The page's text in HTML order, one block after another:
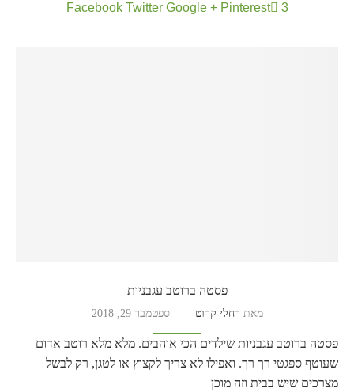
3
Facebook Twitter Google + Pinterest
פסטה ברוטב עגבניות
מאת רחלי קרוט ספטמבר 29, 2018
פסטה ברוטב עגבניות שילדים הכי אוהבים. מלא מלא רוטב אדום
שעוטף ספגטי רך רך. ואפילו לא צריך לקצוץ או לטגן, רק לבשל
מצרכים שיש בבית וזה מוכן